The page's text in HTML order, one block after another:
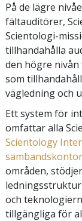
På de lägre
fältauditörer,
Scientologi-
tillhandahålla
den högre
som
vägledning och
Ett system för
omfattar alla
Scientology
sambandskontor
områden,
och
tillgängliga för